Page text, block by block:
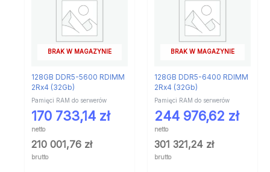
BRAK W MAGAZYNIE
128GB DDR5-5600 RDIMM
2Rx4 (32Gb)
Pamięci RAM do serwerów
170 733,14 zł
netto
210 001,76 zł
brutto
BRAK W MAGAZYNIE
128GB DDR5-6400 RDIMM
2Rx4 (32Gb)
Pamięci RAM do serwerów
244 976,62 zł
netto
301 321,24 zł
brutto